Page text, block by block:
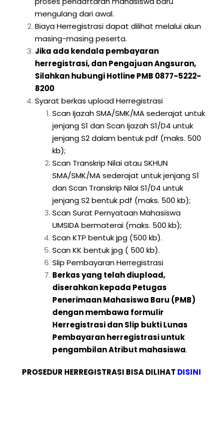
mengulang dari awal.
Biaya Herregistrasi dapat dilihat melalui akun
masing-masing peserta.
Jika ada kendala pembayaran
herregistrasi, dan Pengajuan Angsuran,
Silahkan hubungi Hotline PMB 0877-5222-
8200
Syarat berkas upload Herregistrasi
Scan Ijazah SMA/SMK/MA sederajat untuk
jenjang S1 dan Scan Ijazah S1/D4 untuk
jenjang S2 dalam bentuk pdf (maks. 500
kb);
Scan Transkrip Nilai atau SKHUN
SMA/SMK/MA sederajat untuk jenjang S1
dan Scan Transkrip Nilai S1/D4 untuk
jenjang S2 bentuk pdf (maks. 500 kb);
Scan Surat Pernyataan Mahasiswa
UMSIDA bermaterai (maks. 500 kb);
Scan KTP bentuk jpg (500 kb).
Scan KK bentuk jpg ( 500 kb).
Slip Pembayaran Herregistrasi
Berkas yang telah diupload,
diserahkan kepada Petugas
Penerimaan Mahasiswa Baru (PMB)
dengan membawa formulir
Herregistrasi dan Slip bukti Lunas
Pembayaran herregistrasi untuk
pengambilan Atribut mahasiswa.
PROSEDUR HERREGISTRASI BISA DILIHAT DISINI